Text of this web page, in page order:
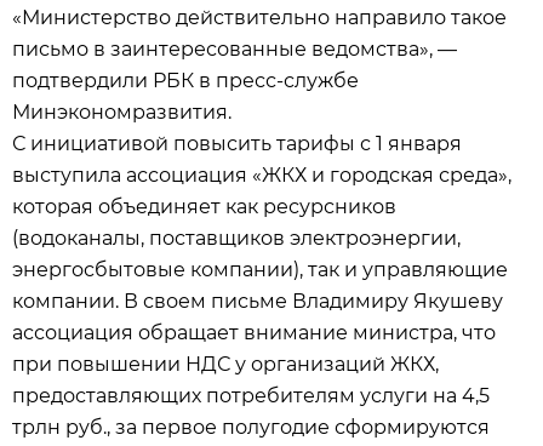
«Министерство действительно направило такое
письмо в заинтересованные ведомства», —
подтвердили РБК в пресс-службе
Минэкономразвития.
С инициативой повысить тарифы с 1 января
выступила ассоциация «ЖКХ и городская среда»,
которая объединяет как ресурсников
(водоканалы, поставщиков электроэнергии,
энергосбытовые компании), так и управляющие
компании. В своем письме Владимиру Якушеву
ассоциация обращает внимание министра, что
при повышении НДС у организаций ЖКХ,
предоставляющих потребителям услуги на 4,5
трлн руб., за первое полугодие сформируются